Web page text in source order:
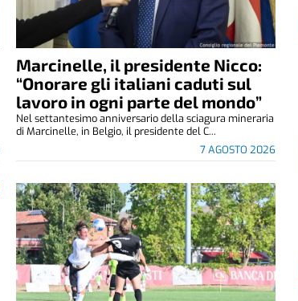
Marcinelle, il presidente Nicco:
“Onorare gli italiani caduti sul
lavoro in ogni parte del mondo”
7 AGOSTO 2026
Nel settantesimo anniversario della sciagura mineraria
di Marcinelle, in Belgio, il presidente del C...